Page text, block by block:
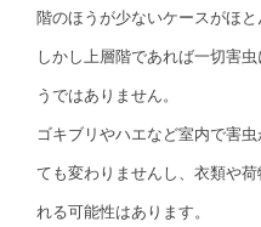
階のほうが少ないケースがほと
しかし上層階であれば一切害
うではありません。
ゴキブリやハエなど室内で害
ても変わりませんし、衣類や
れる可能性はあります。